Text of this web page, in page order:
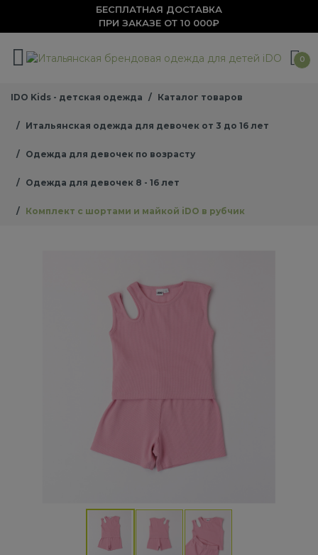
БЕСПЛАТНАЯ ДОСТАВКА
ПРИ ЗАКАЗЕ ОТ 10 000₽
0
IDO Kids - детская одежда Каталог товаров
Итальянская одежда для девочек от 3 до 16 лет
Одежда для девочек по возрасту
Одежда для девочек 8 - 16 лет
Комплект с шортами и майкой iDO в рубчик